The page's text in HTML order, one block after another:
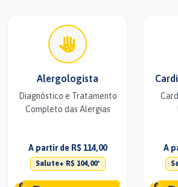
Alergologista
Diagnóstico e Tratamento
Completo das Alergias
A partir de R$ 114,00
Salute+ R$ 104,00*
A